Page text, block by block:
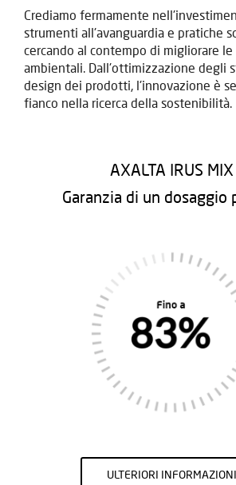
Crediamo fermamente
strumenti all'avanguardia e pratiche
cercando al contempo di migliorare
ambientali. Dall'ottimizzazione degli
design dei prodotti, l'innovazione è
fianco nella ricerca della sostenibilità.
AXALTA IRUS MIX
Garanzia di un dosaggio
ULTERIORI INFORMAZIONI